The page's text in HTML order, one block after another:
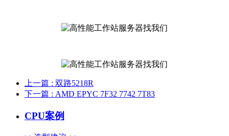
上一篇 : 双路5218R
下一篇 : AMD EPYC 7F32 7742 7T83
CPU案例